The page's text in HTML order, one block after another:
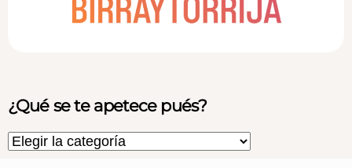
¿Qué se te apetece pués?